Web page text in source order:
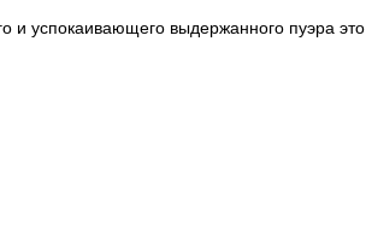
и успокаивающего выдержанного пуэра это